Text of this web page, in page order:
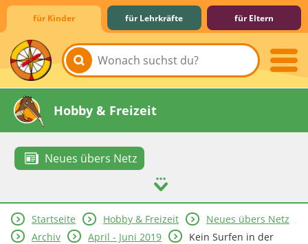
für Kinder für Lehrkräfte für Eltern
Lernen & Schule
Hobby & Freizeit
Neues übers Netz
Spiel & Spaß
Mitreden & Mitmachen
Startseite Hobby & Freizeit
Neues übers Netz
Archiv
April - Juni 2019
Kein Surfen in der